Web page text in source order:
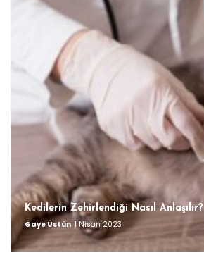
Kedilerin Zehirlendiği Nasıl Anlaşılır?
Gaye Üstün 1 Nisan 2023